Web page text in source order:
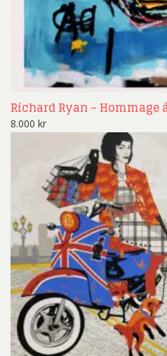
Richard Ryan – Hommage
8.000 kr